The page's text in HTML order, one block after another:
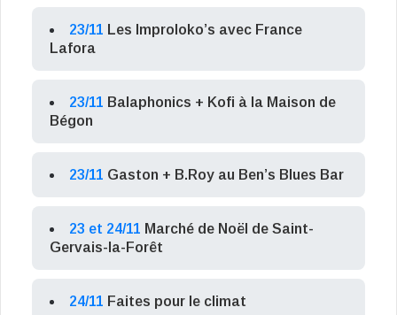
23/11 Les Improloko’s avec France
Lafora
23/11 Balaphonics + Kofi à la Maison de
Bégon
23/11 Gaston + B.Roy au Ben’s Blues Bar
23 et 24/11 Marché de Noël de Saint-
Gervais-la-Forêt
24/11 Faites pour le climat